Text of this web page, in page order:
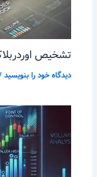
تشخیص
دیدگاه‌ خود را بنویسید